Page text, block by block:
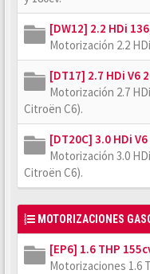
[DW12] 2.2 HDi
Motorización 2.2
[DT17] 2.7 HDi V6
Motorización 2.7
Citroën C6).
[DT20C] 3.0 HDi V6
Motorización 3.0
Citroën C6).
MOTORIZACIONES
[EP6] 1.6 THP
Motorizaciones 1.6